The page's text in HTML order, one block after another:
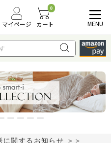
マイページ
0
カート MENU
に関するお知らせ ＞＞